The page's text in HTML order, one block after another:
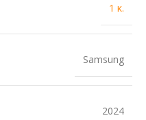
1 κ.
Samsung
2024